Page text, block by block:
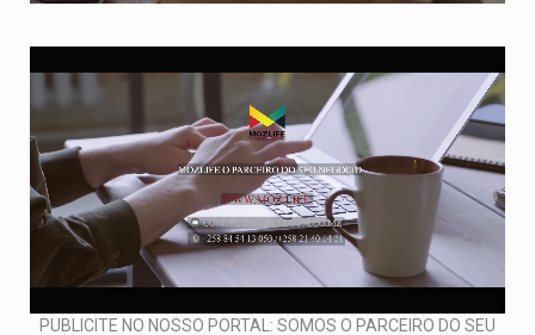
PUBLICITE NO NOSSO PORTAL: SOMOS O PARCEIRO DO SEU